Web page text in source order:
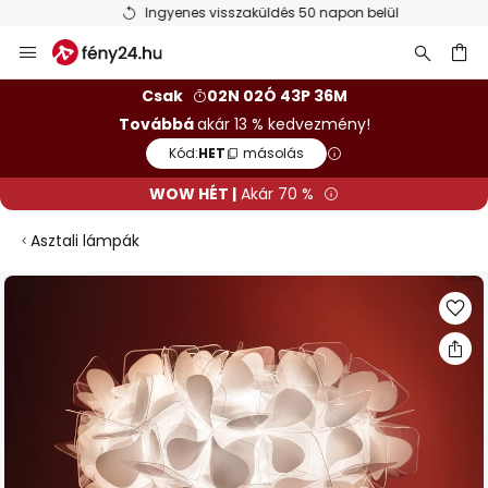
Ingyenes visszaküldés 50 napon belül
Ugrás
a
Csak
02N 02Ó 43P 35M
Továbbáakár 13 % kedvezmény!
Kód:HET másolás
WOW HÉT | Akár 70 %
Asztali lámpák
Ugrás